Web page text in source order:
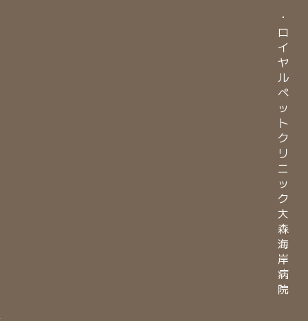
・
ロ
イ
ヤ
ル
ペ
ッ
ト
ク
リ
ニ
ッ
ク
大
森
海
岸
病
院